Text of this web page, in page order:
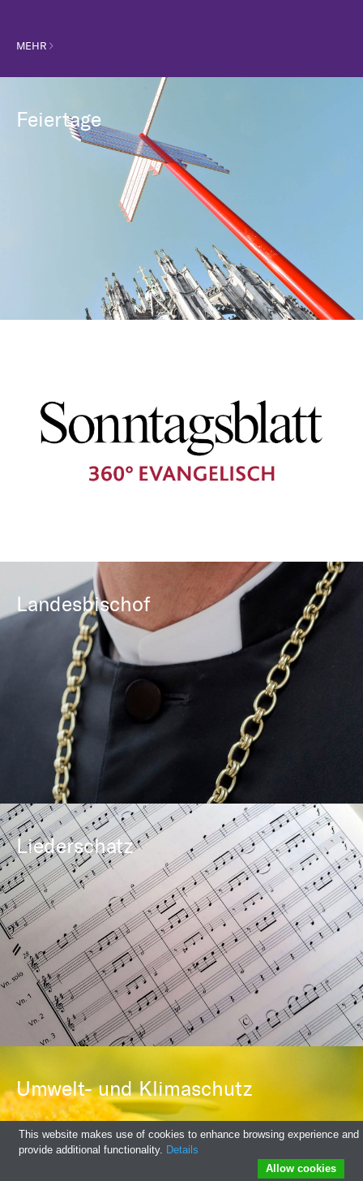
MEHR
Feiertage
Landesbischof
Liederschatz
Umwelt- und Klimaschutz
This website makes use of cookies to enhance browsing experience and
provide additional functionality. Details
Allow cookies